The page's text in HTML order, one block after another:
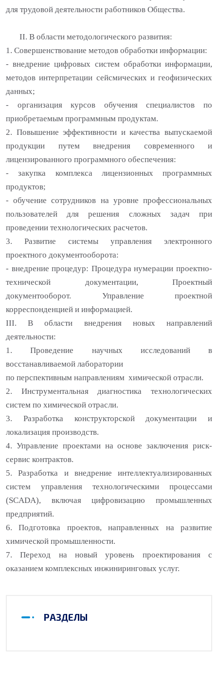
РАЗДЕЛЫ
для трудовой деятельности работников Общества.
II. В области методологического развития:
1. Совершенствование методов обработки информации:
- внедрение цифровых систем обработки информации,
методов интерпретации сейсмических и геофизических
данных;
- организация курсов обучения специалистов по
приобретаемым программным продуктам.
2. Повышение эффективности и качества выпускаемой
продукции путем внедрения современного и
лицензированного программного обеспечения:
- закупка комплекса лицензионных программных
продуктов;
- обучение сотрудников на уровне профессиональных
пользователей для решения сложных задач при
проведении технологических расчетов.
3. Развитие системы управления электронного
проектного документооборота:
- внедрение процедур: Процедура нумерации проектно-
технической документации, Проектный
документооборот. Управление проектной
корреспонденцией и информацией.
III. В области внедрения новых направлений
деятельности:
1. Проведение научных исследований в
восстанавливаемой лаборатории
по перспективным направлениям химической отрасли.
2. Инструментальная диагностика технологических
систем по химической отрасли.
3. Разработка конструкторской документации и
локализация производств.
4. Управление проектами на основе заключения риск-
сервис контрактов.
5. Разработка и внедрение интеллектуализированных
систем управления технологическими процессами
(SCADA), включая цифровизацию промышленных
предприятий.
6. Подготовка проектов, направленных на развитие
химической промышленности.
7. Переход на новый уровень проектирования с
оказанием комплексных инжиниринговых услуг.